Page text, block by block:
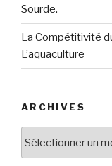
Sourde.
La Compétitivité
L’aquaculture
ARCHIVES